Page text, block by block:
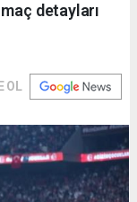
detayları
OL